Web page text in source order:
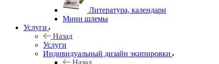
Литература, календари
Мини шлемы
Услуги
Назад
Услуги
Индивидуальный дизайн экипировки
Назад